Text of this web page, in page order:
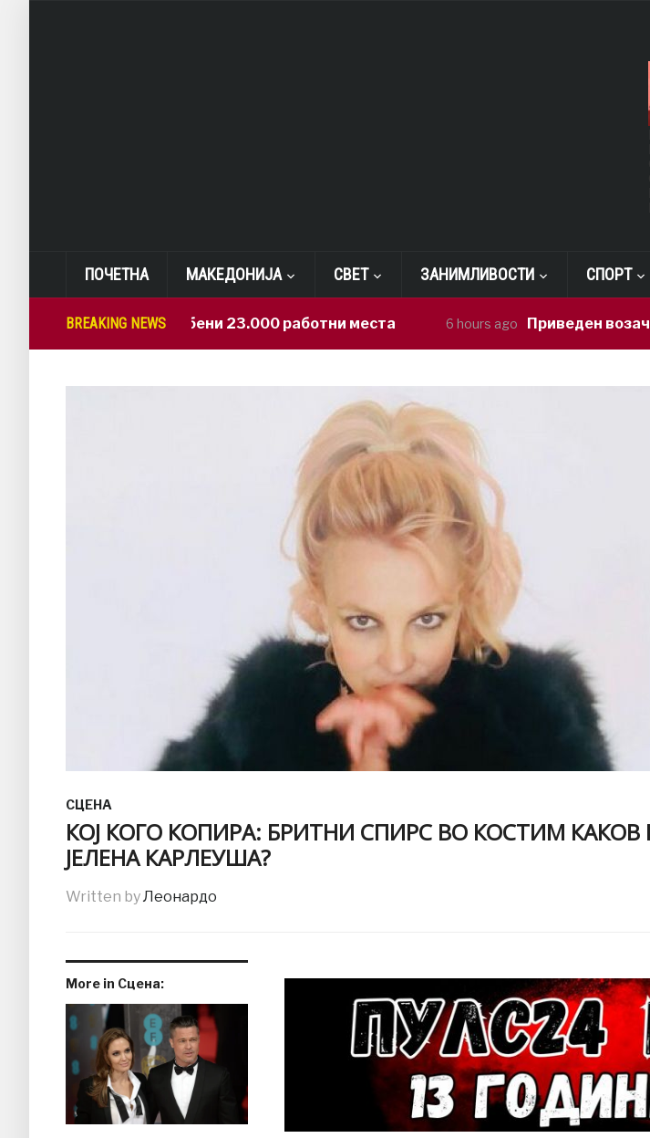
ПОЧЕТНА МАКЕДОНИЈА СВЕТ ЗАНИМЛИВОСТИ СПОРТ
BREAKING NEWS
САД: Изгубени 23.000 работни места 6 hours ago Приведен возач кој ја
СЦЕНА
КОЈ КОГО КОПИРА: БРИТНИ СПИРС ВО КОСТИМ
ЈЕЛЕНА КАРЛЕУША?
Written byЛеонардо
More in Сцена: